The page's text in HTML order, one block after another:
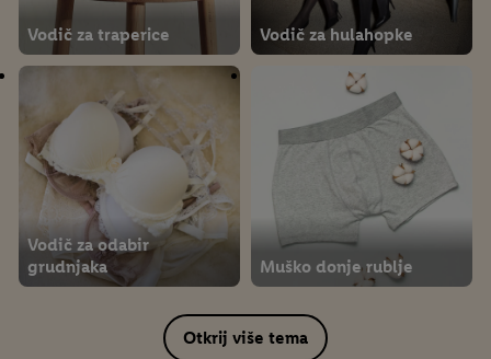
Vodič za traperice Vodič za hulahopke
Vodič za odabir
grudnjaka
Muško donje rublje
Otkrij više tema